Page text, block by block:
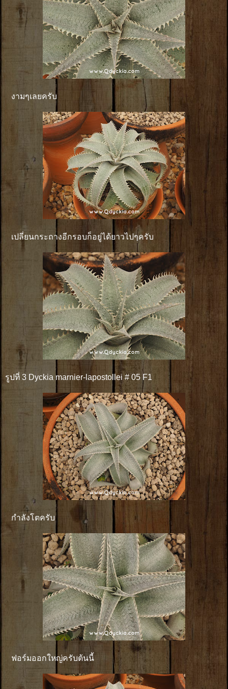
งามๆเลยครับ
เปลี่ยนกระถางอีกรอบก็อยู่ได้ยาวไปๆครับ
รูปที่ 3 Dyckia marnier-lapostollei # 05 F1
กำลังโตครับ
ฟอร์มออกใหญ่ครับต้นนี้